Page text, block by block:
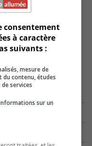
consentement
à caractère
suivants :
mesure de
du contenu, études
services
sur un